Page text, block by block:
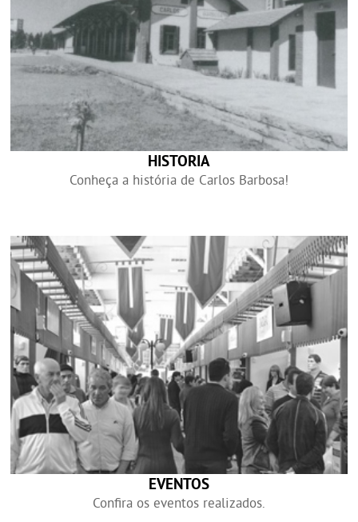
HISTORIA
Conheça a história de Carlos Barbosa!
EVENTOS
Confira os eventos realizados.